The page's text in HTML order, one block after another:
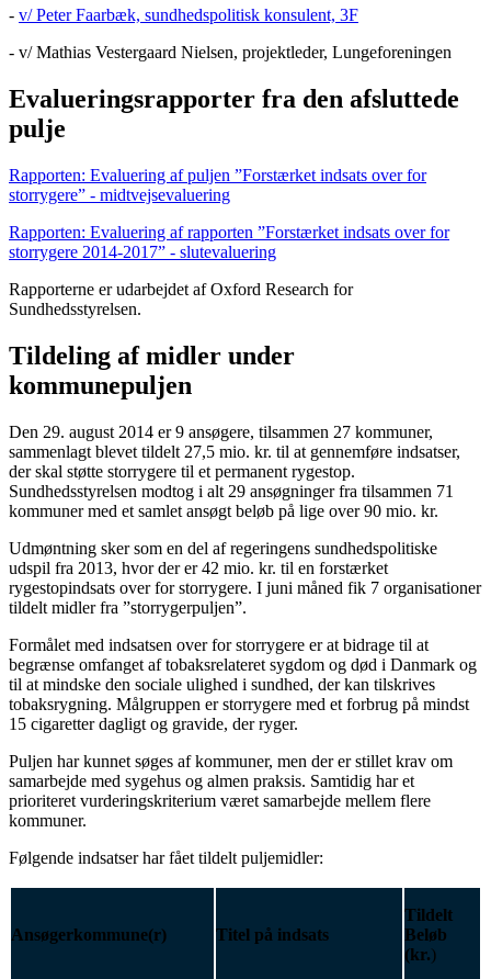
- v/ Peter Faarbæk, sundhedspolitisk konsulent, 3F
- v/ Mathias Vestergaard Nielsen, projektleder, Lungeforeningen
Evalueringsrapporter fra den afsluttede
pulje
Rapporten: Evaluering af puljen ”Forstærket indsats over for
storrygere” - midtvejsevaluering
Rapporten: Evaluering af rapporten ”Forstærket indsats over for
storrygere 2014-2017” - slutevaluering
Rapporterne er udarbejdet af Oxford Research for
Sundhedsstyrelsen.
Tildeling af midler under
kommunepuljen
Den 29. august 2014 er 9 ansøgere, tilsammen 27 kommuner,
sammenlagt blevet tildelt 27,5 mio. kr. til at gennemføre indsatser,
der skal støtte storrygere til et permanent rygestop.
Sundhedsstyrelsen modtog i alt 29 ansøgninger fra tilsammen 71
kommuner med et samlet ansøgt beløb på lige over 90 mio. kr.
Udmøntning sker som en del af regeringens sundhedspolitiske
udspil fra 2013, hvor der er 42 mio. kr. til en forstærket
rygestopindsats over for storrygere. I juni måned fik 7 organisationer
tildelt midler fra ”storrygerpuljen”.
Formålet med indsatsen over for storrygere er at bidrage til at
begrænse omfanget af tobaksrelateret sygdom og død i Danmark og
til at mindske den sociale ulighed i sundhed, der kan tilskrives
tobaksrygning. Målgruppen er storrygere med et forbrug på mindst
15 cigaretter dagligt og gravide, der ryger.
Puljen har kunnet søges af kommuner, men der er stillet krav om
samarbejde med sygehus og almen praksis. Samtidig har et
prioriteret vurderingskriterium været samarbejde mellem flere
kommuner.
Følgende indsatser har fået tildelt puljemidler:
Ansøgerkommune(r) Titel på indsats
Tildelt
Beløb
(kr.)